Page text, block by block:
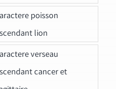
poisson
lion
verseau
cancer et